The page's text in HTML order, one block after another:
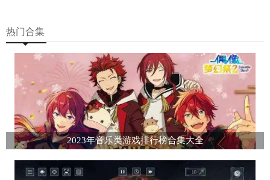
热门合集
2023年音乐类游戏排行榜合集大全